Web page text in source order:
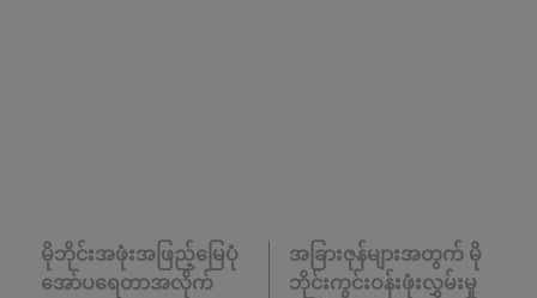
မိုဘိုင်းအဖုံးအဖြည့်မြေပုံ
အော်ပရေတာအလိုက်
အခြားဇုန်များအတွက် မို
ဘိုင်းကွင်းဝန်းဖုံးလွှမ်းမှု